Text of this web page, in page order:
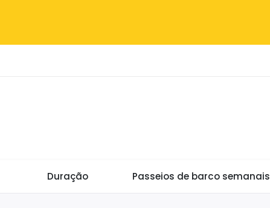
Duração Passeios de barco semanais